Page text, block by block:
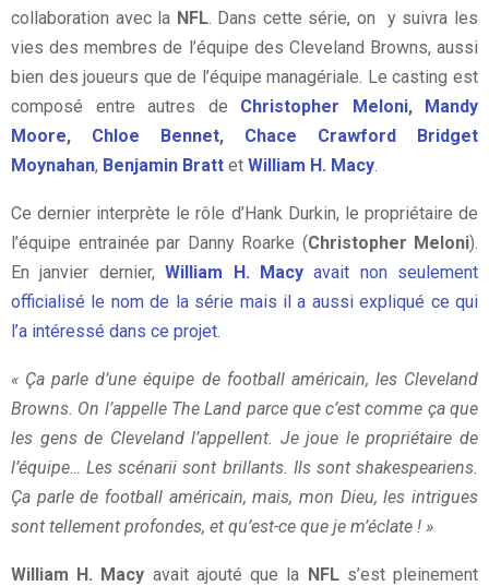
collaboration avec la NFL. Dans cette série, on y suivra les
vies des membres de l’équipe des Cleveland Browns, aussi
bien des joueurs que de l’équipe managériale. Le casting est
composé entre autres de Christopher Meloni, Mandy
Moore, Chloe Bennet, Chace Crawford
Bridget
Moynahan, Benjamin Bratt et William H. Macy
Ce dernier interprète le rôle d’Hank Durkin, le propriétaire de
l’équipe entrainée par Danny Roarke (Christopher Meloni).
En janvier dernier,William H. Macyavait non seulement
officialisé le nom de la série mais il a aussi expliqué ce qui
l’a intéressé dans ce projet
« Ça parle d’une équipe de football américain, les Cleveland
Browns. On l’appelle The Land parce que c’est comme ça que
les gens de Cleveland l’appellent. Je joue le propriétaire de
l’équipe… Les scénarii sont brillants. Ils sont shakespeariens.
Ça parle de football américain, mais, mon Dieu, les intrigues
sont tellement profondes, et qu’est-ce que je m’éclate ! »
William H. Macy avait ajouté que la NFLs’est pleinement